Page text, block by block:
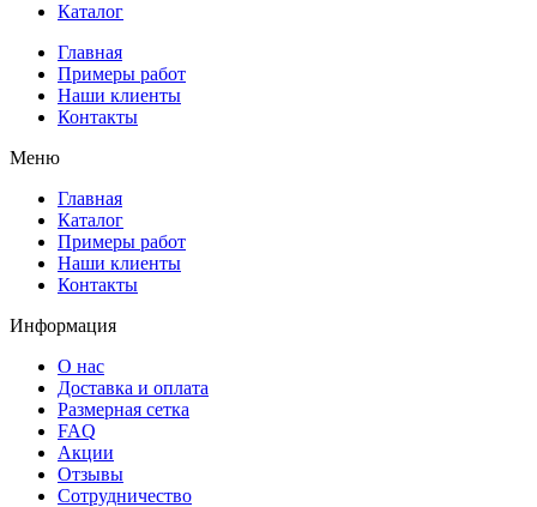
Каталог
Главная
Примеры работ
Наши клиенты
Контакты
Меню
Главная
Каталог
Примеры работ
Наши клиенты
Контакты
Информация
О нас
Доставка и оплата
Размерная сетка
FAQ
Акции
Отзывы
Сотрудничество